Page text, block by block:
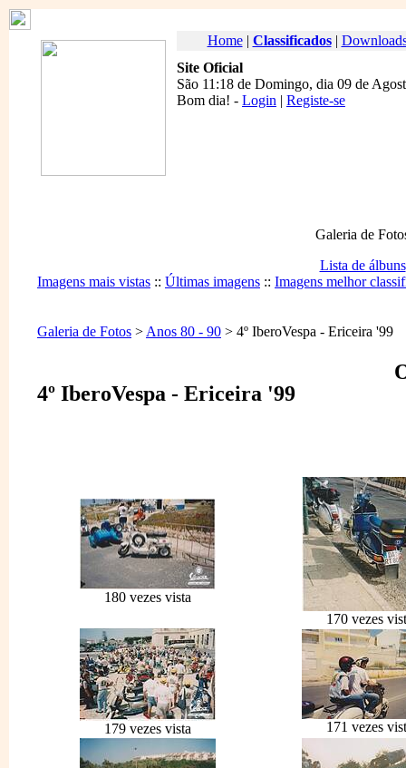
Home| Classificados|
Site Oficial
São 11:18 de Domingo, dia 09 de
Bom dia! - Login | Registe-se
Galeria de
Lista de álbuns
Imagens mais vistas :: Últimas imagens :: Imagens melhor
Galeria de Fotos > Anos 80 - 90 > 4º IberoVespa - Ericeira '99
4º IberoVespa - Ericeira '99
180 vezes vista
170 vezes
179 vezes vista 171 vezes